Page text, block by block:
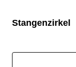
Stangenzirkel